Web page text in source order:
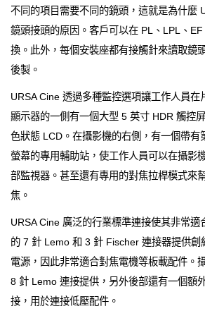
不同的項目需要不同的鏡頭，這就是為什麼
鏡頭接頭的原因。客戶可以在 PL、LPL、
換。此外，每個安裝座都有接觸針來讀取鏡
後製。
URSA Cine 透過多種監控選項讓工作人員在
顯示器的一側​​有一個大型 5 英寸 HDR 觸控
色狀態 LCD。在攝影機的右側，有一個帶有
螢幕的專用輔助站，使工作人員可以在攝影
部監視器。甚至還有專用的對焦拉桿模式來
焦。
URSA Cine 廣泛的行業標準連接使其非常適
的 7 針 Lemo 和 3 針 Fischer 連接器提供創
電源，因此非常適合對焦電機等板載配件。
8 針 Lemo 連接提供，另外後部還有一個額
接，用於連接低壓配件。